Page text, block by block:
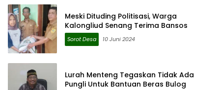
Meski Dituding Politisasi, Warga
Kalongliud Senang Terima Bansos
Sorot Desa 10 Juni 2024
Lurah Menteng Tegaskan Tidak Ada
Pungli Untuk Bantuan Beras Bulog